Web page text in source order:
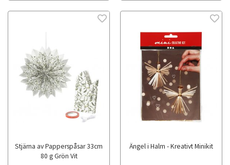
Stjärna av Papperspåsar 33cm
80 g Grön Vit
Ängel i Halm - Kreativt Minikit